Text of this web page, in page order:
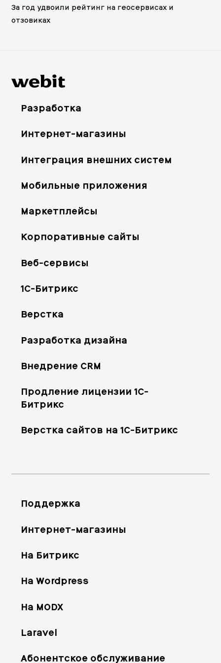
За год удвоили рейтинг на геосервисах и
отзовиках
Разработка
Интернет-магазины
Интеграция внешних систем
Мобильные приложения
Маркетплейсы
Корпоративные сайты
Веб-сервисы
1С-Битрикс
Верстка
Разработка дизайна
Внедрение CRM
Продление лицензии 1С-
Битрикс
Верстка сайтов на 1С-Битрикс
Поддержка
Интернет-магазины
На Битрикс
На Wordpress
На MODX
Laravel
Абонентское обслуживание